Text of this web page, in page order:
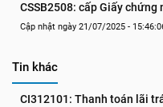
CSSB2508: cấp Giấy
Cập nhật ngày 21/07/2025 -
Tin khác
CI312101: Thanh toán lãi